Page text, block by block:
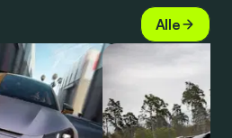
Alle